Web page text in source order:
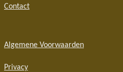
Contact
Algemene Voorwaarden
Privacy